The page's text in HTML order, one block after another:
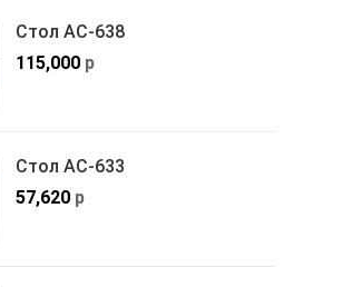
Стол АС-638
115,000 р
Стол АС-633
57,620 р